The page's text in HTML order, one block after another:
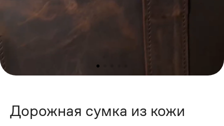
Дорожная сумка из кожи